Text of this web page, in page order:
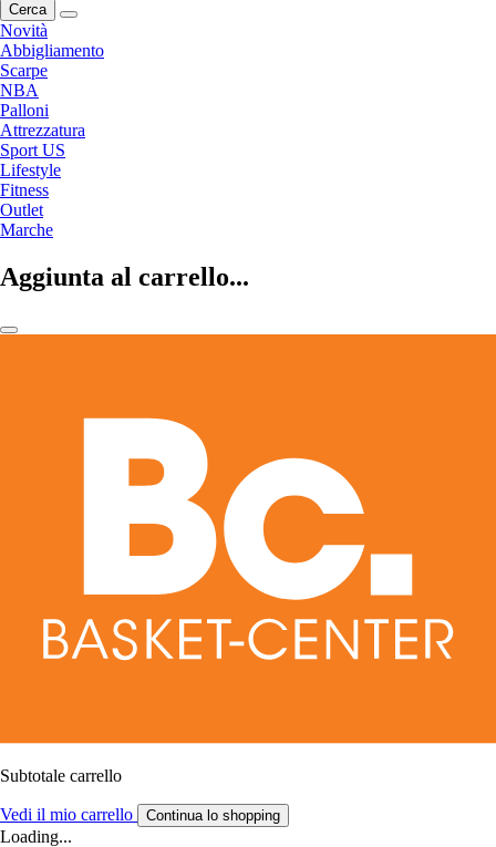
Cerca
Novità
Abbigliamento
Scarpe
NBA
Palloni
Attrezzatura
Sport US
Lifestyle
Fitness
Outlet
Marche
Aggiunta al carrello...
Subtotale carrello
Vedi il mio carrello Continua lo shopping
Loading...